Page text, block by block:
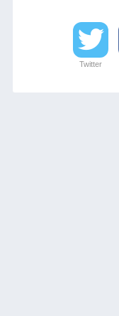
Twitter